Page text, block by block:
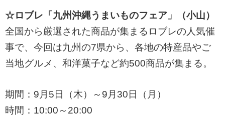
☆ロブレ「九州沖縄うまいものフェア」（小山）
全国から厳選された商品が集まるロブレの人気催
事で、今回は九州の7県から、各地の特産品やご
当地グルメ、和洋菓子など約500商品が集まる。
期間：9月5日（木）～9月30日（月）
時間：10:00～20:00